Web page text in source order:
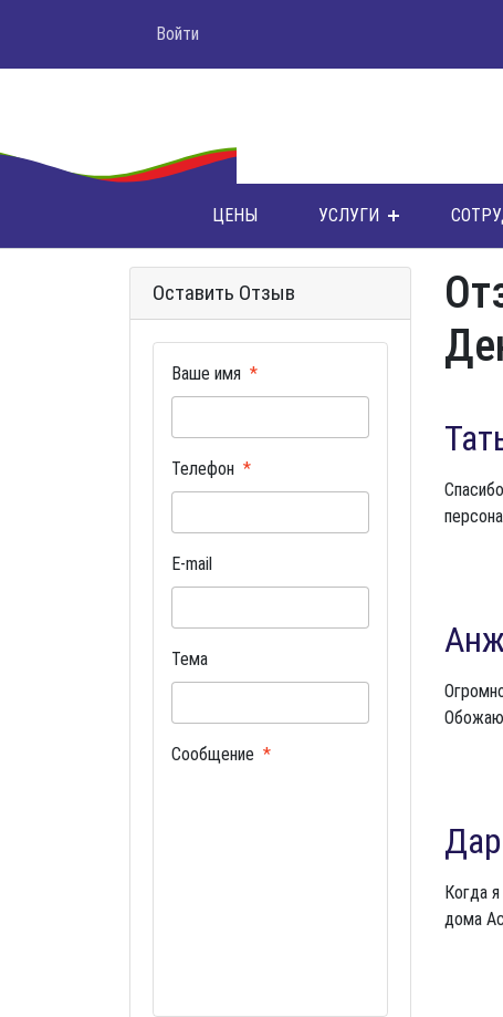
Войти
ЦЕНЫ УСЛУГИ
Оставить Отзыв
Ваше имя
Телефон
E-mail
Тема
Сообщение
Обожаю
Когда
дома